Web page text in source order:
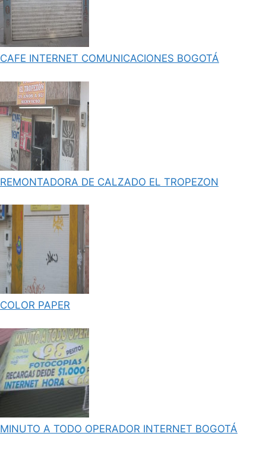
CAFE INTERNET COMUNICACIONES BOGOTÁ
REMONTADORA DE CALZADO EL TROPEZON
COLOR PAPER
MINUTO A TODO OPERADOR INTERNET BOGOTÁ